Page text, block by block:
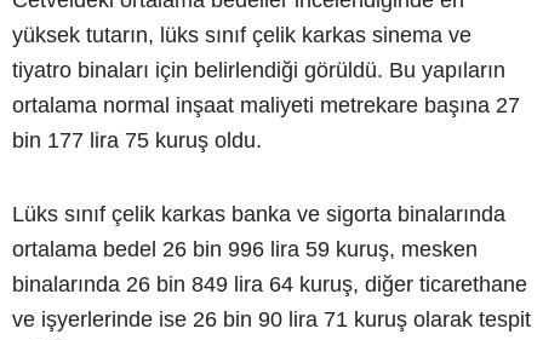
yüksek tutarın, lüks sınıf çelik karkas sinema ve
tiyatro binaları için belirlendiği görüldü. Bu yapıların
ortalama normal inşaat maliyeti metrekare başına 27
bin 177 lira 75 kuruş oldu.
Lüks sınıf çelik karkas banka ve sigorta binalarında
ortalama bedel 26 bin 996 lira 59 kuruş, mesken
binalarında 26 bin 849 lira 64 kuruş, diğer ticarethane
ve işyerlerinde ise 26 bin 90 lira 71 kuruş olarak tespit